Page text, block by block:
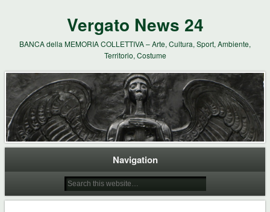
Vergato News 24
BANCA della MEMORIA COLLETTIVA – Arte, Cultura, Sport, Ambiente,
Territorio, Costume
Navigation